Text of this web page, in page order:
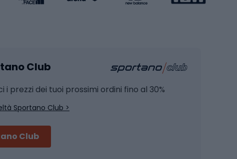
Pesca al siluro
Pesca a spinning
Club
i prezzi dei tuoi prossimi ordini fino al 30%
Sportano Club >
Club